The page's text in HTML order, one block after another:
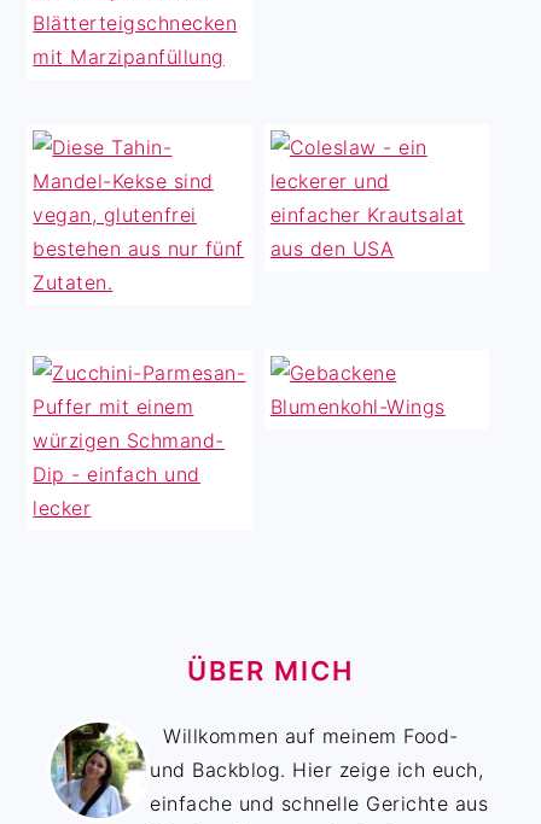
ÜBER MICH
Willkommen auf meinem Food-
und Backblog. Hier zeige ich euch,
einfache und schnelle Gerichte aus